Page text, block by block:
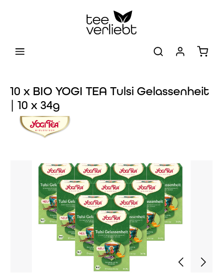
10 x BIO YOGI TEA Tulsi Gelassenheit
| 10 x 34g
Bildergalerie überspringen